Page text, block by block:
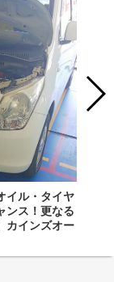
イル・タイヤ
ンス！更なる
カインズオー